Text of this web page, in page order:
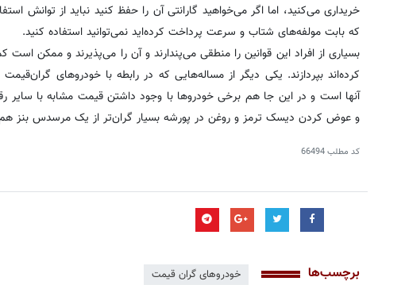
خریداری می‌کنید، اما اگر می‌خواهید گارانتی آن را حفظ کنید نباید از توانش
که بابت مولفه‌های شتاب و سرعت پرداخت کرده‌اید نمی‌توانید استفاده کنید.
بسیاری از افراد این قوانین را منطقی می‌پندارند و آن را می‌پذیرند و ممکن است
کرده‌اند بپردازند. یکی دیگر از مساله‌هایی که در رابطه با خودروهای
آنها است و در این جا هم برخی خودروها با وجود داشتن قیمت مشابه با سایر
و عوض کردن دیسک ترمز و روغن در پورشه بسیار گران‌تر از یک مرسدس بنز
کد مطلب66494
برچسب‌ها خودروهای گران قیمت